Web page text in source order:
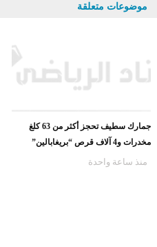
موضوعات متعلقة
جمارك سطيف تحجز أكثر من 63 كلغ
مخدرات و4 آلاف قرص “بريغابالين”
منذ ساعة واحدة